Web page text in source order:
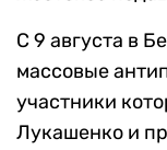
С 9 августа в
массовые
участники
Лукашенко и